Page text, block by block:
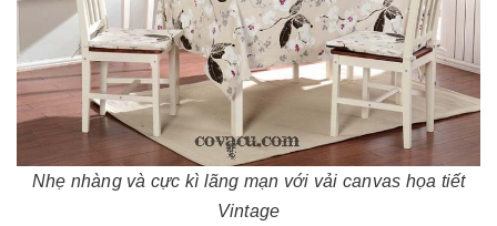
Nhẹ nhàng và cực kì lãng mạn với vải canvas họa tiết
Vintage